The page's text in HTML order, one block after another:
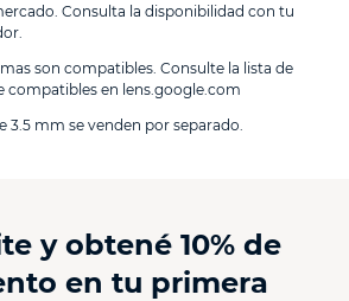
Consulta la disponibilidad con tu
son compatibles. Consulte la lista de
compatibles en lens.google.com
3.5 mm se venden por separado.
y obtené 10% de
en tu primera